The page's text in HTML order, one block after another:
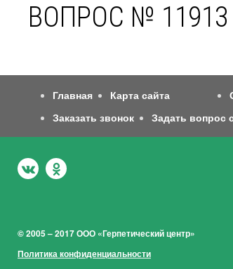
ВОПРОС № 11913
Главная Карта сайта
Заказать звонок
Задать вопрос
© 2005 – 2017 ООО «Герпетический центр»
Политика конфиденциальности